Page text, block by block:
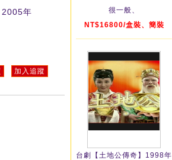
年
加入追蹤
很一般、
NT$16800/盒裝、簡裝
台劇【土地公傳奇】1998年